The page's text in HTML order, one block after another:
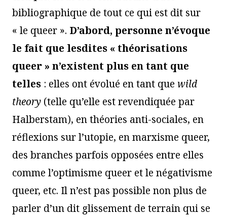
bibliographique de tout ce qui est dit sur
« le queer ». D’abord, personne n’évoque
le fait que lesdites « théorisations
queer » n’existent plus en tant que
telles : elles ont évolué en tant que wild
theory (telle qu’elle est revendiquée par
Halberstam), en théories anti-sociales, en
réflexions sur l’utopie, en marxisme queer,
des branches parfois opposées entre elles
comme l’optimisme queer et le négativisme
queer, etc. Il n’est pas possible non plus de
parler d’un dit glissement de terrain qui se